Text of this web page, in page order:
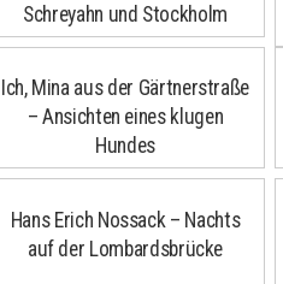
Schreyahn und Stockholm
Ich, Mina aus der Gärtnerstraße
– Ansichten eines klugen
Hundes
Hans Erich Nossack – Nachts
auf der Lombardsbrücke